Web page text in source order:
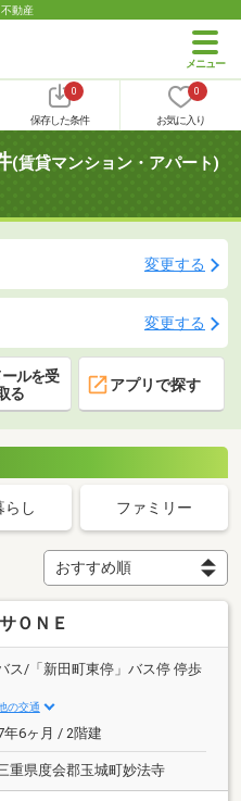
動産
0
保存した条件
0
お気に入り
(賃貸マンション・アパート)
変更する
変更する
ルを受
る
アプリで探す
らし ファミリー
ＯＮＥ
ス/「新田町東停」バス停 停歩
の交通
年6ヶ月 / 2階建
重県度会郡玉城町妙法寺